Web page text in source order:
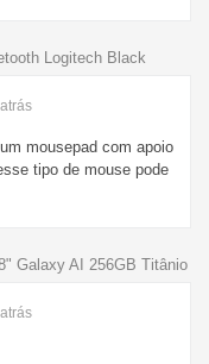
Logitech Black
atrás
mousepad com apoio
tipo de mouse pode
Galaxy AI 256GB Titânio
atrás